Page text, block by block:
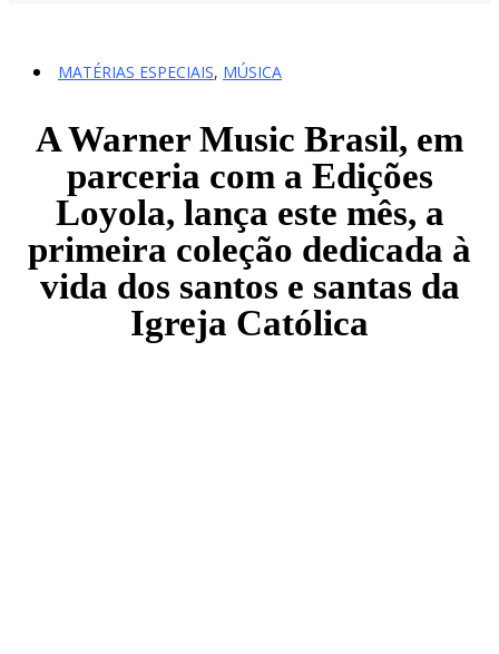
MATÉRIAS ESPECIAIS, MÚSICA
A Warner Music Brasil, em
parceria com a Edições
Loyola, lança este mês, a
primeira coleção dedicada à
vida dos santos e santas da
Igreja Católica